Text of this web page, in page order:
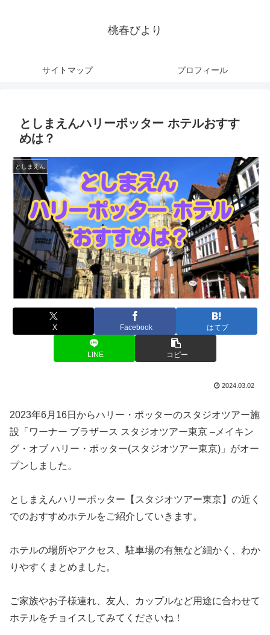
桃春びより
サイトマップ プロフィール
としまえんハリーポッター ホテルおすす
めは？
としまえん
X Facebook はてブ
LINE コピー
2024.03.02
2023年6月16日からハリー・ポッターのスタジオツアー施
設「ワーナー ブラザース スタジオツアー東京 –メイキン
グ・オブ ハリー・ポッター(スタジオツアー東京)」がオー
プンしました。
としまえんハリーポッター【スタジオツアー東京】の近く
でのおすすめホテルをご紹介していきます。
ホテルの場所やアクセス、駐車場の有無など細かく、わか
りやすくまとめました。
ご家族やお子様連れ、友人、カップルなど用途に合わせて
ホテルをチョイスしてみてくださいね！